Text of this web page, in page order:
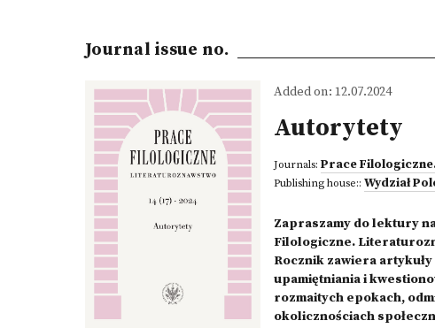
Journal issue no.
Added on: 12.07.2024
Autorytety
Journals: Prace
Publishing house:: Wydział
Zapraszamy do lektury
Filologiczne.
Rocznik zawiera artykuły
upamiętniania i
rozmaitych epokach,
okolicznościach